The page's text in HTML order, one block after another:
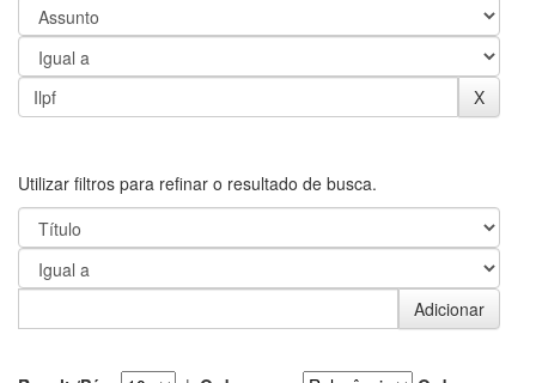
Utilizar filtros para refinar o resultado de busca.